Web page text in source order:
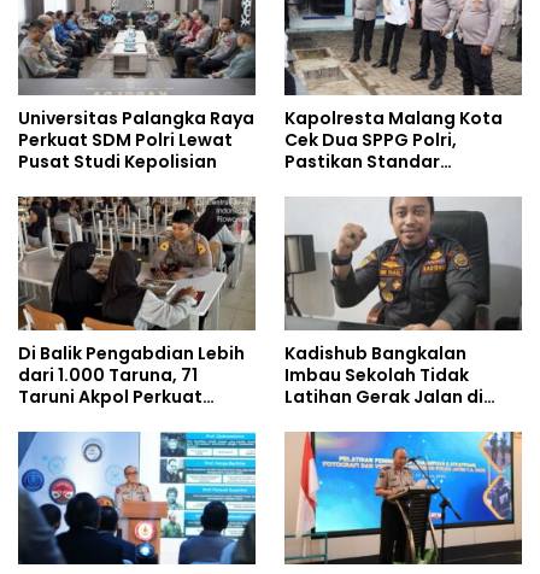
Universitas Palangka Raya
Perkuat SDM Polri Lewat
Pusat Studi Kepolisian
Kapolresta Malang Kota
Cek Dua SPPG Polri,
Pastikan Standar
Pengelolaan Limbah
Berjalan Optimal
Di Balik Pengabdian Lebih
dari 1.000 Taruna, 71
Taruni Akpol Perkuat
Siswa Sekolah Rakyat
Kadishub Bangkalan
Imbau Sekolah Tidak
Latihan Gerak Jalan di